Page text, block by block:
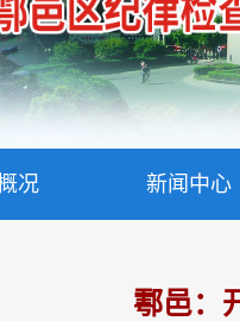
况 新闻中心
鄠邑：